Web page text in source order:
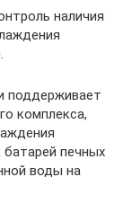
наличия
поддерживает
комплекса,
печных
воды на